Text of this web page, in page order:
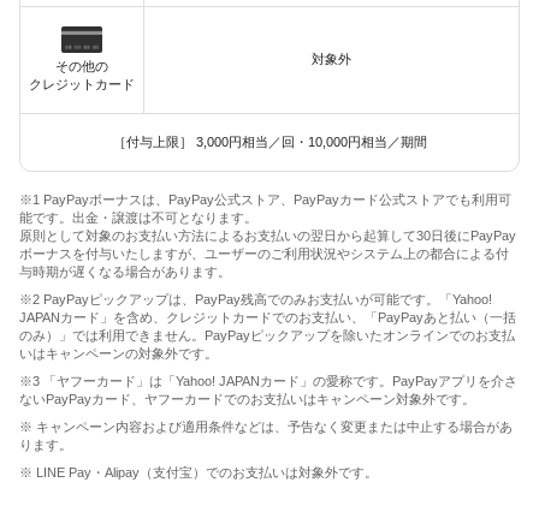
その他の
クレジットカード
対象外
［付与上限］ 3,000円相当／回・10,000円相当／期間
※1 PayPayボーナスは、PayPay公式ストア、PayPayカード公式ストアでも利用可
能です。出金・譲渡は不可となります。
原則として対象のお支払い方法によるお支払いの翌日から起算して30日後にPayPay
ボーナスを付与いたしますが、ユーザーのご利用状況やシステム上の都合による付
与時期が遅くなる場合があります。
※2 PayPayピックアップは、PayPay残高でのみお支払いが可能です。「Yahoo!
JAPANカード」を含め、クレジットカードでのお支払い、「PayPayあと払い（一括
のみ）」では利用できません。PayPayピックアップを除いたオンラインでのお支払
いはキャンペーンの対象外です。
※3 「ヤフーカード」は「Yahoo! JAPANカード」の愛称です。PayPayアプリを介さ
ないPayPayカード、ヤフーカードでのお支払いはキャンペーン対象外です。
※ キャンペーン内容および適用条件などは、予告なく変更または中止する場合があ
ります。
※ LINE Pay・Alipay（支付宝）でのお支払いは対象外です。